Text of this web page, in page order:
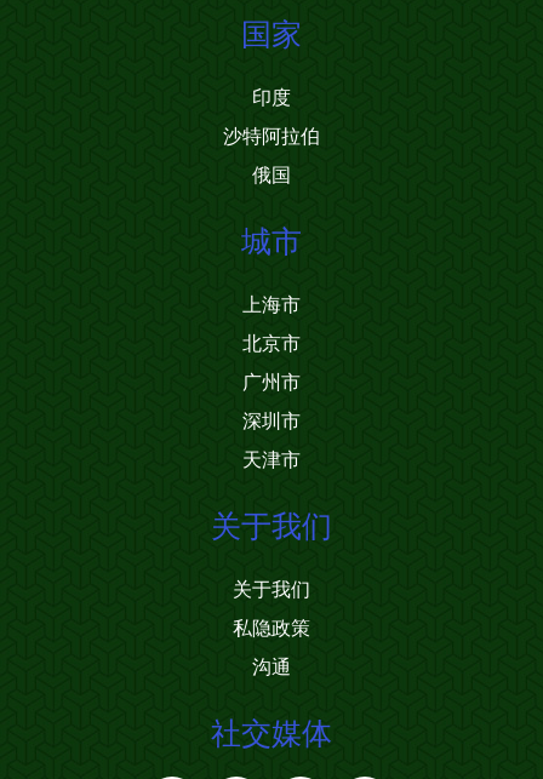
国家
印度
沙特阿拉伯
俄国
城市
上海市
北京市
广州市
深圳市
天津市
关于我们
关于我们
私隐政策
沟通
社交媒体